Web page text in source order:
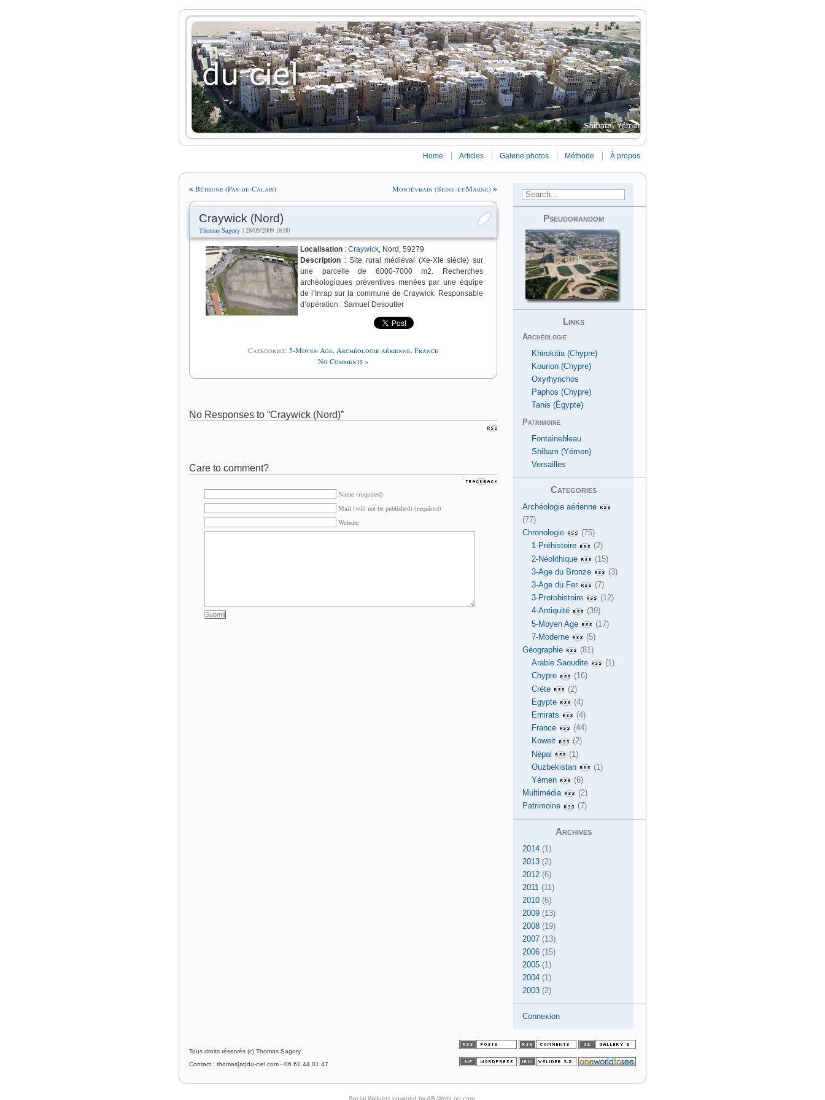
Home Articles Galerie photos Méthode À propos
« Béthune (Pas-de-Calais) Montévrain (Seine-et-Marne) »
Craywick (Nord)
Thomas Sagory | 28/05/2009 18:00
Localisation : Craywick, Nord, 59279
Description : Site rural médiéval (Xe-XIe siècle) sur
une parcelle de 6000-7000 m2. Recherches
archéologiques préventives menées par une équipe
de l’Inrap sur la commune de Craywick. Responsable
d’opération : Samuel Desoutter
Categories: 5-Moyen Age Archéologie aérienne France
No Comments »
No Responses to “Craywick (Nord)”
Care to comment?
Name (required)
Mail (will not be published) (required)
Website
Pseudorandom
Links
Archéologie
Khirokitia (Chypre)
Kourion (Chypre)
Oxyrhynchos
Paphos (Chypre)
Tanis (Égypte)
Patrimoine
Fontainebleau
Shibam (Yémen)
Versailles
Categories
Archéologie aérienne
(77)
Chronologie
(75)
1-Préhistoire
(2)
2-Néolithique
(15)
3-Age du Bronze
(3)
3-Age du Fer
(7)
3-Protohistoire
(12)
4-Antiquité
(39)
5-Moyen Age
(17)
7-Moderne
(5)
Géographie
(81)
Arabie Saoudite
(1)
Chypre
(16)
Crète
(2)
Egypte
(4)
Emirats
(4)
France
(44)
Koweit
(2)
Népal
(1)
Ouzbekistan
(1)
Yémen
(6)
Multimédia
(2)
Patrimoine
(7)
Archives
2014 (1)
2013 (2)
2012 (6)
2011 (11)
2010 (6)
2009 (13)
2008 (19)
2007 (13)
2006 (15)
2005 (1)
2004 (1)
2003 (2)
Connexion
Tous droits réservés (c) Thomas Sagory
Contact : thomas[at]du-ciel.com - 06 61 44 01 47
Social Widgets powered byAB-WebLog.com